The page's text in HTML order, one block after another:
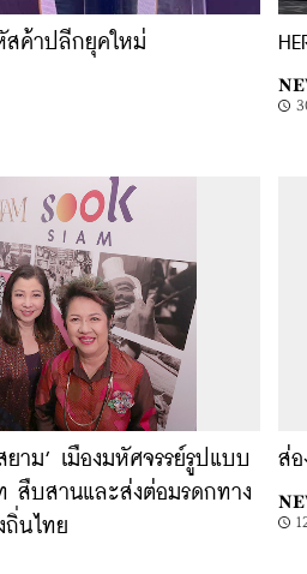
ค้าปลีกยุคใหม่
าม’ เมืองมหัศจรรย์รูปแบบ
สืบสานและส่งต่อมรดกทาง
ถิ่นไทย
ส่อ